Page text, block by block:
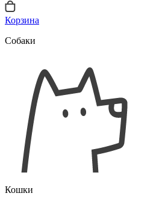
Корзина
Собаки
Кошки